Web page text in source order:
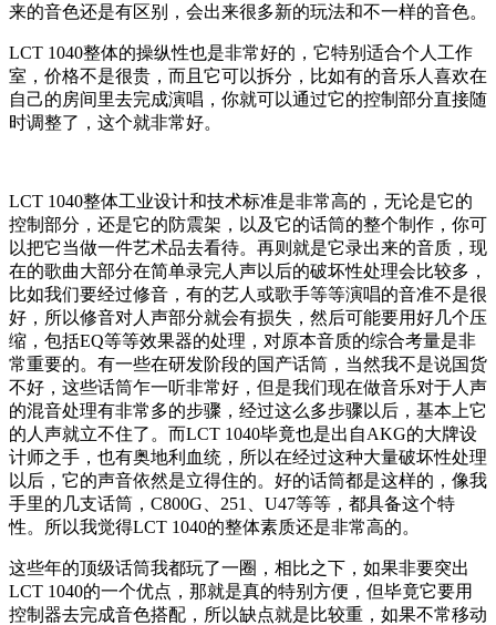
来的音色还是有区别，会出来很多新的玩法和不一样的音色。
LCT 1040整体的操纵性也是非常好的，它特别适合个人工作
室，价格不是很贵，而且它可以拆分，比如有的音乐人喜欢在
自己的房间里去完成演唱，你就可以通过它的控制部分直接随
时调整了，这个就非常好。
LCT 1040整体工业设计和技术标准是非常高的，无论是它的
控制部分，还是它的防震架，以及它的话筒的整个制作，你可
以把它当做一件艺术品去看待。再则就是它录出来的音质，现
在的歌曲大部分在简单录完人声以后的破坏性处理会比较多，
比如我们要经过修音，有的艺人或歌手等等演唱的音准不是很
好，所以修音对人声部分就会有损失，然后可能要用好几个压
缩，包括EQ等等效果器的处理，对原本音质的综合考量是非
常重要的。有一些在研发阶段的国产话筒，当然我不是说国货
不好，这些话筒乍一听非常好，但是我们现在做音乐对于人声
的混音处理有非常多的步骤，经过这么多步骤以后，基本上它
的人声就立不住了。而LCT 1040毕竟也是出自AKG的大牌设
计师之手，也有奥地利血统，所以在经过这种大量破坏性处理
以后，它的声音依然是立得住的。好的话筒都是这样的，像我
手里的几支话筒，C800G、251、U47等等，都具备这个特
性。所以我觉得LCT 1040的整体素质还是非常高的。
这些年的顶级话筒我都玩了一圈，相比之下，如果非要突出
LCT 1040的一个优点，那就是真的特别方便，但毕竟它要用
控制器去完成音色搭配，所以缺点就是比较重，如果不常移动